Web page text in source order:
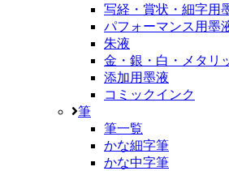
写経・賞状・細字用
パフォーマンス用墨
朱液
金・銀・白・メタリ
添加用墨液
コミックインク
筆
筆一覧
かな細字筆
かな中字筆